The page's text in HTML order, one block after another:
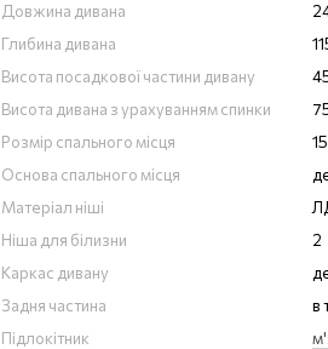
Довжина дивана
Глибина дивана
Висота посадкової частини дивану
Висота дивана з урахуванням спинки
Розмір спального місця
Основа спального місця
Матеріал ніші
Ніша для білизни
2
Каркас дивану
Задня частина
в
Підлокітник